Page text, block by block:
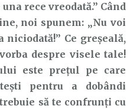
rece vreodată.” Când
noi spunem: „Nu voi
niciodată!” Ce greșeală,
despre visele tale!
este prețul pe care
pentru a dobândi
să te confrunți cu